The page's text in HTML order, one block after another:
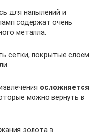
для напылений и
содержат очень
металла.
сетки, покрытые слоем
осложняется
можно вернуть в
золота в